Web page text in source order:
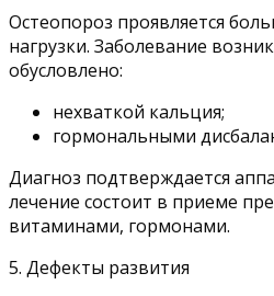
Остеопороз проявляется
нагрузки. Заболевание
обусловлено:
нехваткой кальция;
гормональными
Диагноз подтверждается
лечение состоит в приеме
витаминами, гормонами.
5. Дефекты развития